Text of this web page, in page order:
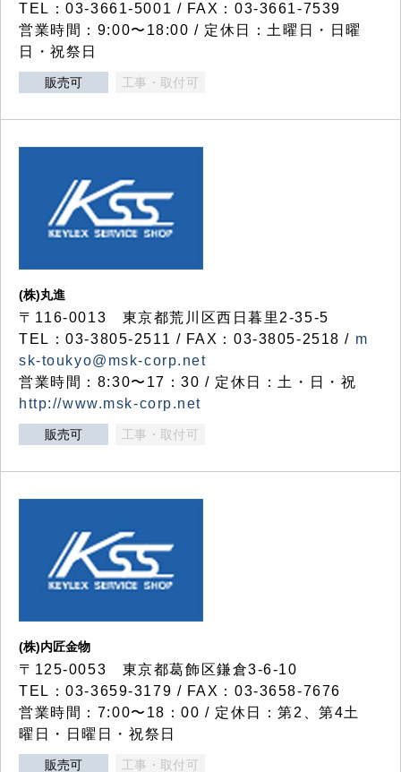
TEL：03-3661-5001 / FAX：03-3661-7539
営業時間：9:00〜18:00 / 定休日：土曜日・日曜
日・祝祭日
販売可 工事・取付可
(株)丸進
〒116-0013 東京都荒川区西日暮里2-35-5
TEL：03-3805-2511 / FAX：03-3805-2518 / m
sk-toukyo@msk-corp.net
営業時間：8:30〜17：30 / 定休日：土・日・祝
http://www.msk-corp.net
販売可 工事・取付可
(株)内匠金物
〒125-0053 東京都葛飾区鎌倉3-6-10
TEL：03-3659-3179 / FAX：03-3658-7676
営業時間：7:00〜18：00 / 定休日：第2、第4土
曜日・日曜日・祝祭日
販売可 工事・取付可